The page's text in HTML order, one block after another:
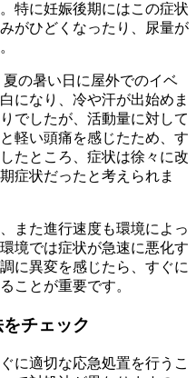
特に妊娠後期にはこの症状
がひどくなったり、尿量が
の暑い日に屋外でのイベ
になり、冷や汗が出始めま
でしたが、活動量に対して
軽い頭痛を感じたため、す
たところ、症状は徐々に改
症状だったと考えられま
また進行速度も環境によっ
境では症状が急速に悪化す
に異変を感じたら、すぐに
ことが重要です。
チェック
に適切な応急処置を行うこ